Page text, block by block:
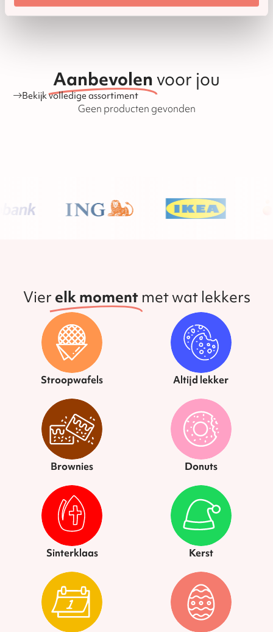
Daarom raden wij aan, bestel op tijd en laat het op tijd
versturen! Mocht er dan iets niet kloppen aan de bestelling
houdbaarheid van de producten is ook te vinden op onze
website.Aanbevolenvoor jou
Bekijk volledige assortiment
Geen producten gevonden
Vier elk moment met wat lekkers
Stroopwafels Altijd lekker
Brownies Donuts
Sinterklaas Kerst